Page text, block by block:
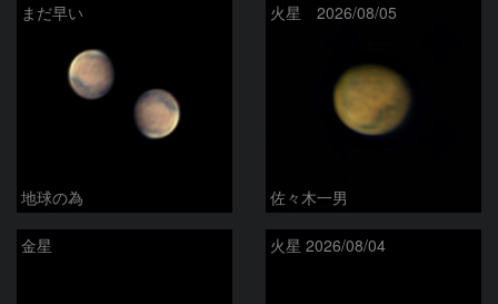
まだ早い
地球の為
火星 2026/08/05
佐々木一男
金星 火星 2026/08/04